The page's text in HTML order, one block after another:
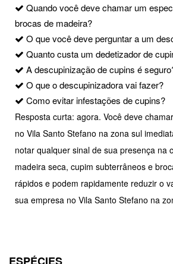
Quando você deve chamar um
brocas de madeira?
O que você deve perguntar a um
Quanto custa um dedetizador de
A descupinização de cupins é
O que o descupinizadora vai fazer?
Como evitar infestações de cupins?
Resposta curta: agora. Você deve
no Vila Santo Stefano na zona sul
notar qualquer sinal de sua presença na
madeira seca, cupim subterrâneos e
rápidos e podem rapidamente reduzir o
sua empresa no Vila Santo Stefano na
ESPÉCIES